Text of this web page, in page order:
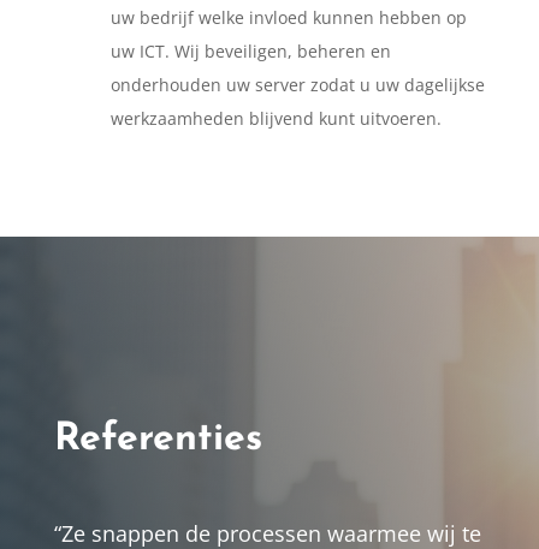
uw bedrijf welke invloed kunnen hebben op
uw ICT. Wij beveiligen, beheren en
onderhouden uw server zodat u uw dagelijkse
werkzaamheden blijvend kunt uitvoeren.
Referenties
“Ze snappen de processen waarmee wij te